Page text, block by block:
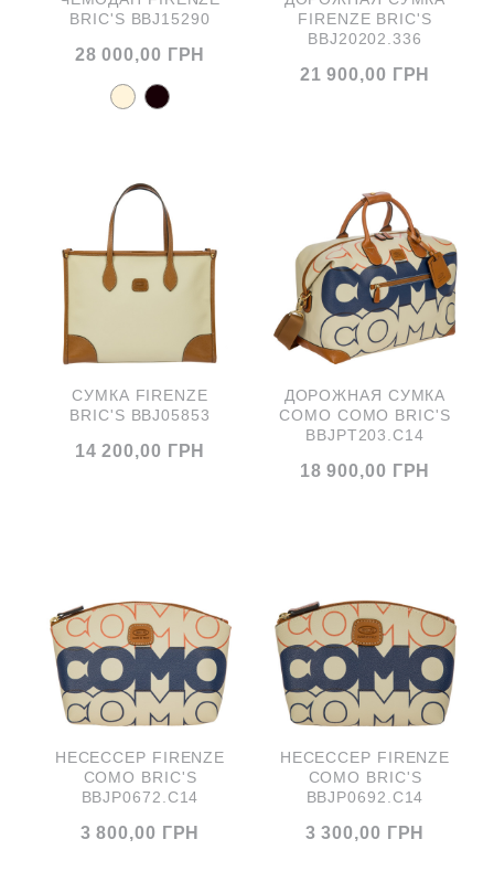
BRIC'S BBJ15290
28 000,00 ГРН
FIRENZE BRIC'S
BBJ20202.336
21 900,00 ГРН
CУМКА FIRENZE
BRIC'S BBJ05853
14 200,00 ГРН
ДОРОЖНАЯ СУМКА
COMO COMO BRIC'S
BBJPT203.C14
18 900,00 ГРН
НЕСЕССЕР FIRENZE
COMO BRIC'S
BBJP0672.C14
3 800,00 ГРН
НЕСЕССЕР FIRENZE
COMO BRIC'S
BBJP0692.C14
3 300,00 ГРН